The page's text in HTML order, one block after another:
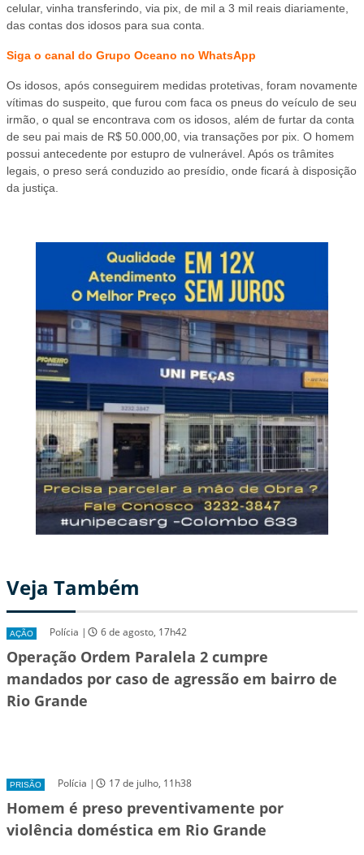
celular, vinha transferindo, via pix, de mil a 3 mil reais diariamente,
das contas dos idosos para sua conta.
Siga o canal do Grupo Oceano no WhatsApp
Os idosos, após conseguirem medidas protetivas, foram novamente
vítimas do suspeito, que furou com faca os pneus do veículo de seu
irmão, o qual se encontrava com os idosos, além de furtar da conta
de seu pai mais de R$ 50.000,00, via transações por pix. O homem
possui antecedente por estupro de vulnerável. Após os trâmites
legais, o preso será conduzido ao presídio, onde ficará à disposição
da justiça.
Veja Também
AÇÃO Polícia | 6 de agosto, 17h42
Operação Ordem Paralela 2 cumpre
mandados por caso de agressão em bairro de
Rio Grande
PRISÃO Polícia | 17 de julho, 11h38
Homem é preso preventivamente por
violência doméstica em Rio Grande